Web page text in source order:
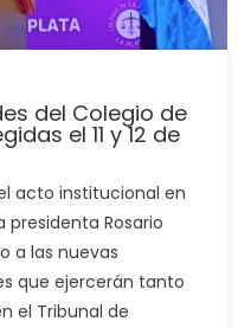
del Colegio de
el 11 y 12 de
acto institucional en
presidenta Rosario
a las nuevas
que ejercerán tanto
el Tribunal de